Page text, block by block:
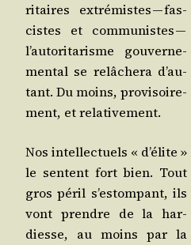
ri­taires extré­mistes — fas­
cistes et com­mu­nistes —
l’au­to­ri­ta­risme gou­ver­ne­
men­tal se relâ­che­ra d’au­
tant. Du moins, pro­vi­soi­re­
ment, et relativement.
Nos intel­lec­tuels « d’é­lite »
le sentent fort bien. Tout
gros péril s’es­tom­pant, ils
vont prendre de la har­
diesse, au moins par la